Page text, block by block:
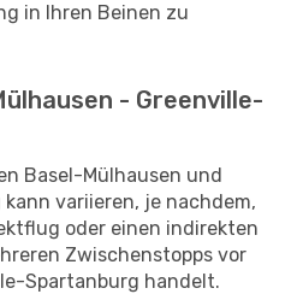
in Ihren Beinen zu
- Greenville-
Basel-Mülhausen und
variieren, je nachdem,
oder einen indirekten
Zwischenstopps vor
Spartanburg handelt.